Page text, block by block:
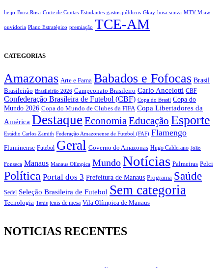
beijo Boca Rosa Corte de Contas Estudantes gastos públicos Gkay luisa sonza MTV Miaw
ouvidoria Plano Estratégico premiação TCE-AM
CATEGORIAS
Amazonas Arte e Fama Babados e Fofocas Brasil
Brasileirão Brasileirão 2026 Campeonato Brasileiro Carlo Ancelotti CBF
Confederação Brasileira de Futebol (CBF) Copa do Brasil Copa do
Mundo 2026 Copa do Mundo de Clubes da FIFA Copa Libertadores da
América Destaque Economia Educação Esporte
Estádio Carlos Zamith Federação Amazonense de Futebol (FAF) Flamengo
Fluminense Futebol Geral Governo do Amazonas Hugo Calderano João
Fonseca Manaus Manaus Olímpica MundoNotícias Palmeiras Pelci
Política Portal dos 3 Prefeitura de Manaus Programa Saúde
Sedel Seleção Brasileira de Futebol Sem categoria
Tecnologia Tenis tenis de mesa Vila Olímpica de Manaus
NOTICIAS RECENTES